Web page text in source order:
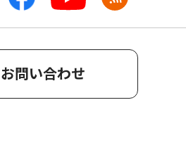
お問い合わせ